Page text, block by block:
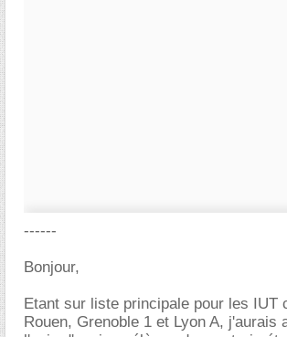
------
Bonjour,
Etant sur liste principale pour les IUT
Rouen, Grenoble 1 et Lyon A, j'aurais